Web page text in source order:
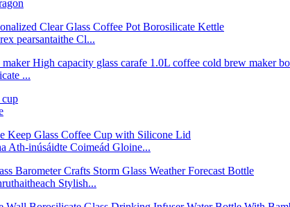
pearsantaithe Cl...
...
Ath-inúsáidte Coimeád Gloine...
Stylish...